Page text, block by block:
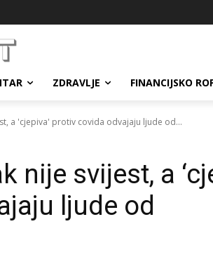
ZDRAVLJE FINANCIJSKO
a 'cjepiva' protiv covida odvajaju ljude od...
nije svijest, a
ljude od